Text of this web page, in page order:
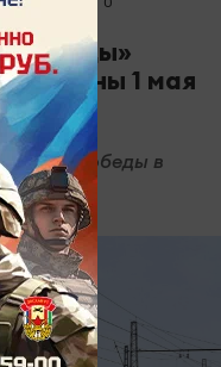
Победы»
Челны 1 мая
летию Победы в